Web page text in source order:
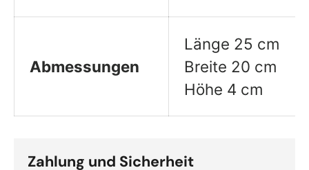
Abmessungen
Länge 25 cm
Breite 20 cm
Höhe 4 cm
Zahlung und Sicherheit